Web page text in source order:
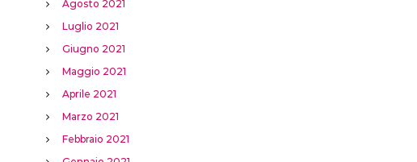
Agosto 2021
Luglio 2021
Giugno 2021
Maggio 2021
Aprile 2021
Marzo 2021
Febbraio 2021